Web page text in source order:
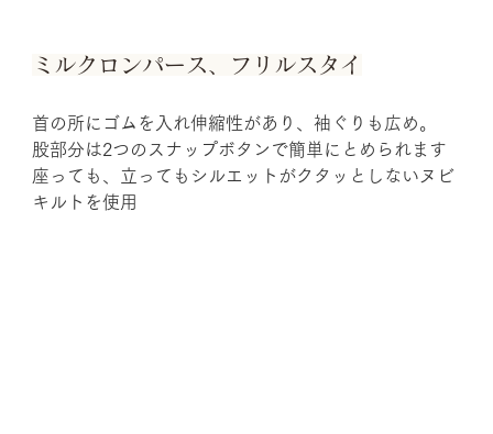
ミルクロンパース、フリルスタイ
首の所にゴムを入れ伸縮性があり、袖ぐりも広め。
股部分は2つのスナップボタンで簡単にとめられます
座っても、立ってもシルエットがクタッとしないヌビ
キルトを使用